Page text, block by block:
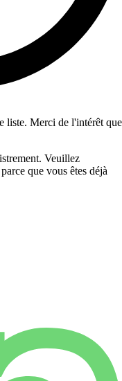
liste. Merci de l'intérêt que
Veuillez
que vous êtes déjà